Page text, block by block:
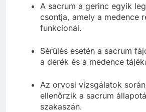
A sacrum a gerinc egyik
csontja, amely a medence
funkcionál.
Sérülés esetén a sacrum
a derék és a medence
Az orvosi vizsgálatok
ellenőrzik a sacrum
szakaszán.